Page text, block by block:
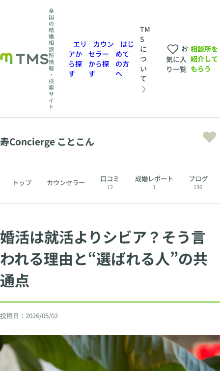
全
国
の
結
婚
相
談
所
情
報
・
検
索
サ
イ
ト
エリ
アか
ら探
す
カウン
セラー
から探
す
はじ
めて
の方
へ
TM
S
に
つ
い
て
お
気に入
り一覧
相談所を
紹介して
もらう
寿Concierge ことこん
トップ カウンセラー 口コミ
12
成婚レポート
1
ブログ
136
婚活は就活よりシビア？そう言
われる理由と“選ばれる人”の共
通点
投稿日： 2026/05/02